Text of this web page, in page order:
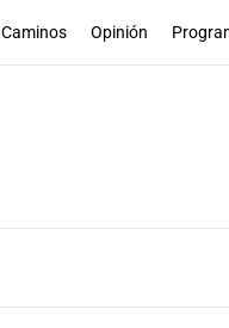
Caminos Opinión